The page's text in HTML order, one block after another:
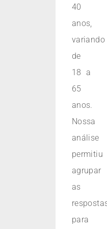
40
anos,
variando
de
18 a
65
anos.
Nossa
análise
permitiu
agrupar
as
para